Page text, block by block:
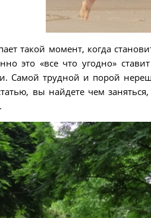
такой момент, когда
это «все что угодно» ставит
Самой трудной и порой
вы найдете чем